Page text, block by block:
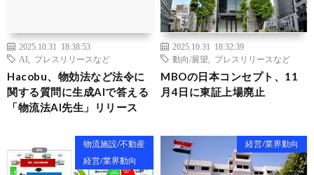
2025.10.31 18:38:53
AI
プレスリリースなど
Hacobu、物効法など法令に
関する質問に生成AIで答える
「物流法AI先生」リリース
2025.10.31 18:32:39
動向/展望
プレスリリースなど
MBOの日本コンセプト、11
月4日に東証上場廃止
物流施設/不動産
経営/業界動向
経営/業界動向